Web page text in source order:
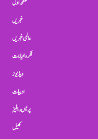
صفحہ اول
خبریں
عالمی خبریں
فکر و خیالات
ویڈیوز
ادبیات
پریس ریلیز
کھیل